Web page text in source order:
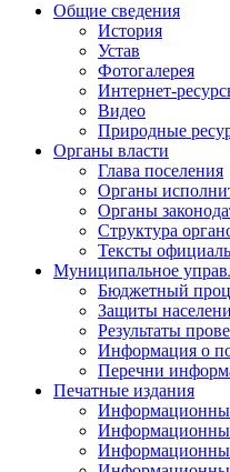
Общие сведения
История
Устав
Фотогалерея
Интернет-
Видео
Природные
Органы власти
Глава поселения
Органы
Органы
Структура
Тексты
Муниципальное
Бюджетный
Защиты
Результаты
Информация о
Перечни
Печатные издания